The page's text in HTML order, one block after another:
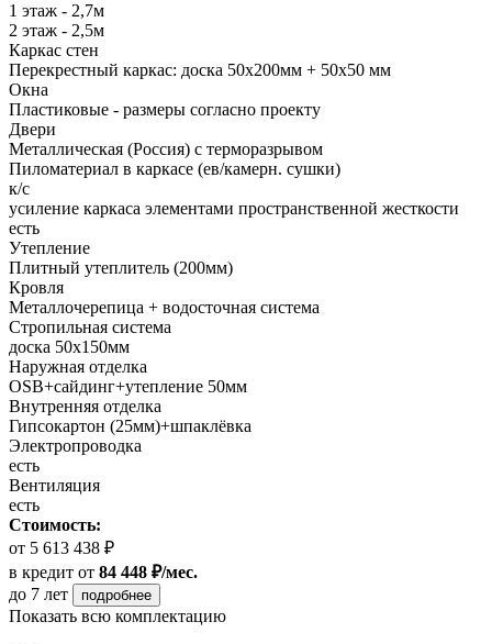
1 этаж - 2,7м
2 этаж - 2,5м
Каркас стен
Перекрестный каркас: доска 50х200мм + 50х50 мм
Окна
Пластиковые - размеры согласно проекту
Двери
Металлическая (Россия) с терморазрывом
Пиломатериал в каркасе (ев/камерн. сушки)
к/с
усиление каркаса элементами пространственной жесткости
есть
Утепление
Плитный утеплитель (200мм)
Кровля
Металлочерепица + водосточная система
Стропильная система
доска 50х150мм
Наружная отделка
OSB+cайдинг+утепление 50мм
Внутренняя отделка
Гипсокартон (25мм)+шпаклёвка
Электропроводка
есть
Вентиляция
есть
Стоимость:
от 5 613 438 ₽
в кредит от 84 448 ₽/мес.
до 7 лет
подробнее
Показать всю комплектацию